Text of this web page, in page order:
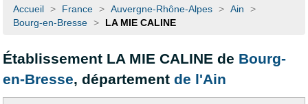
Accueil > France > Auvergne-Rhône-Alpes > Ain
>
Bourg-en-Bresse > LA MIE CALINE
Établissement LA MIE CALINE de Bourg-
en-Bresse, départementde l'Ain